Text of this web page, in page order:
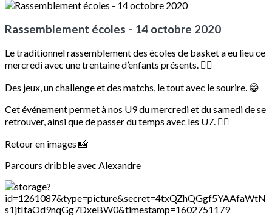
Rassemblement écoles - 14 octobre 2020
Le traditionnel rassemblement des écoles de basket a eu lieu ce
mercredi avec une trentaine d’enfants présents. ⛹🏽
Des jeux, un challenge et des matchs, le tout avec le sourire. 😁
Cet événement permet à nos U9 du mercredi et du samedi de se
retrouver, ainsi que de passer du temps avec les U7. 👍🏼
Retour en images 📸
Parcours dribble avec Alexandre